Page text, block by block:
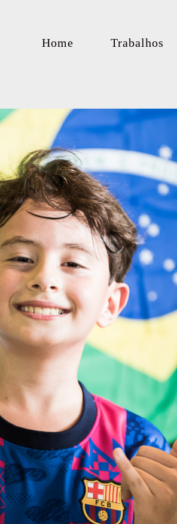
Home Trabalhos